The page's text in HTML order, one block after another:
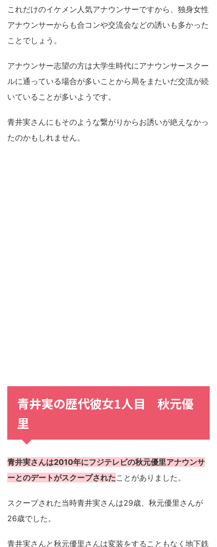
これだけのイケメン人気アナウンサーですから、独身女性
アナウンサーからも合コンや交流会などの誘いも多かった
ことでしょう。
アナウンサー志望の方は大学生時代にアナウンサースクー
ルに通っている場合が多いことから局をまたいだ交流が続
いていることが多いようです。
青井実さんにもそのような繋がりからお誘いが絶えなかっ
たのかもしれません。
青井実の歴代彼女1人目 秋元優
里
青井実さんは2010年にフジテレビの秋元優里アナウンサ
ーとのデートがスクープされたことがありました。
スクープされた当時青井実さんは29歳、秋元優里さんが
26歳でした。
青井実さんと秋元優里さんは変装をすることもなく地下鉄